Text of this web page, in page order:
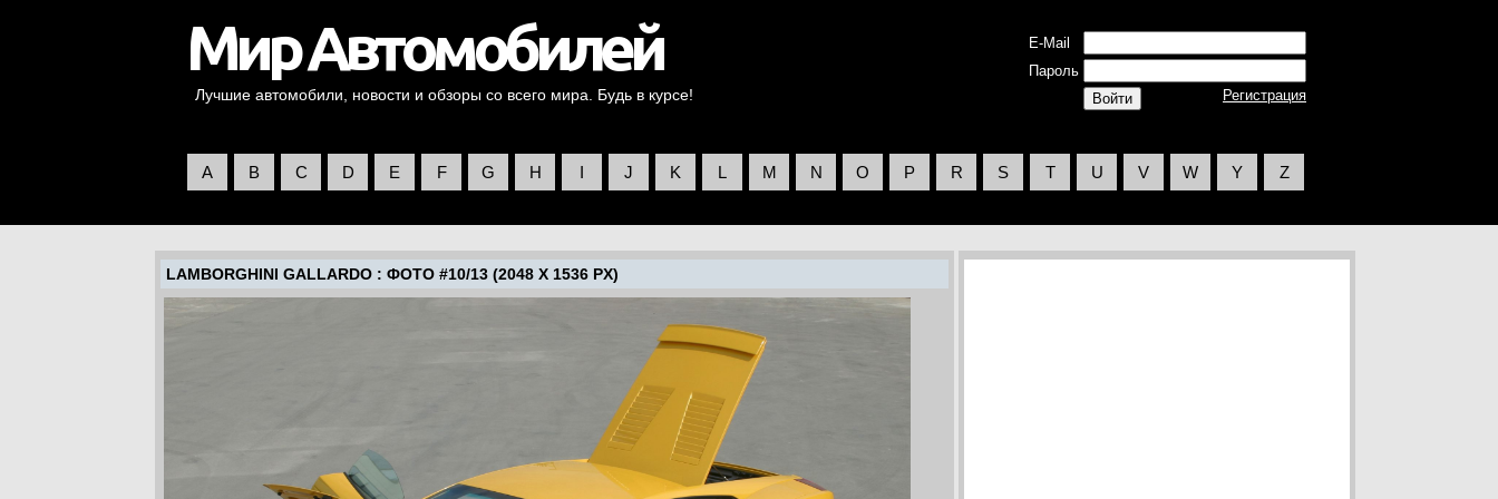
Лучшие автомобили, новости и обзоры со всего мира. Будь в курсе!
E-Mail
Пароль
Регистрация
A B C D E F G H I J K L M N O P R S T U V W Y Z
LAMBORGHINI GALLARDO: ФОТО #10/13 (2048 X 1536 PX)